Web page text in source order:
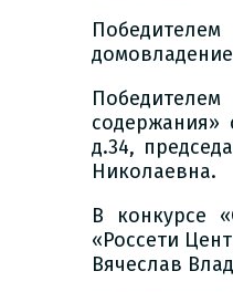
содержания»
д.34,
Николаевна.
В конкурсе
«Россети
Вячеслав